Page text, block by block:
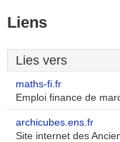
Liens
Lies vers
maths-fi.fr
Emploi finance de
archicubes.ens.fr
Site internet des